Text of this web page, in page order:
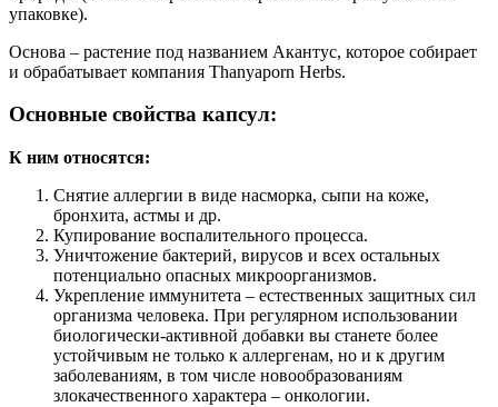
упаковке).
Основа – растение под названием Акантус, которое собирает
и обрабатывает компания Thanyaporn Herbs.
Основные свойства капсул:
К ним относятся:
Снятие аллергии в виде насморка, сыпи на коже,
бронхита, астмы и др.
Купирование воспалительного процесса.
Уничтожение бактерий, вирусов и всех остальных
потенциально опасных микроорганизмов.
Укрепление иммунитета – естественных защитных сил
организма человека. При регулярном использовании
биологически-активной добавки вы станете более
устойчивым не только к аллергенам, но и к другим
заболеваниям, в том числе новообразованиям
злокачественного характера – онкологии.